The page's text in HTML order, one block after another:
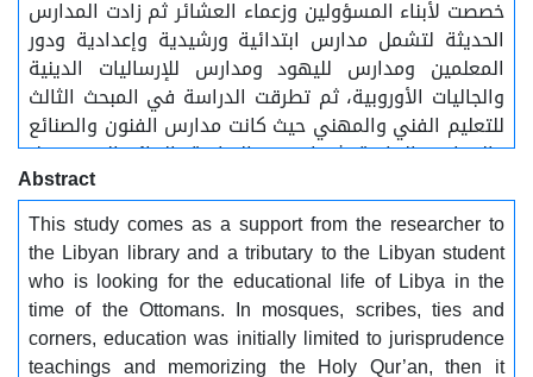
خصصت لأبناء المسؤولين وزعماء العشائر ثم زادت المدارس
الحديثة لتشمل مدارس ابتدائية ورشيدية وإعدادية ودور
المعلمين ومدارس لليهود ومدارس للإرساليات الدينية
والجاليات الأوروبية، ثم تطرقت الدراسة في المبحث الثالث
للتعليم الفني والمهني حيث كانت مدارس الفنون والصنائع
والمدارس الزراعية، ثم اختتمت الدراسة بالنتائج التي توصل
إليها الباحث وبعض التوصيات التي رأى الباحث أنها مهمة
لاستكمال موضوع التعليم بليبيا في حقب لاحقة من التاريخ
الليبي .
Abstract
This study comes as a support from the researcher to
the Libyan library and a tributary to the Libyan student
who is looking for the educational life of Libya in the
time of the Ottomans. In mosques, scribes, ties and
corners, education was initially limited to jurisprudence
teachings and memorizing the Holy Qur’an, then it